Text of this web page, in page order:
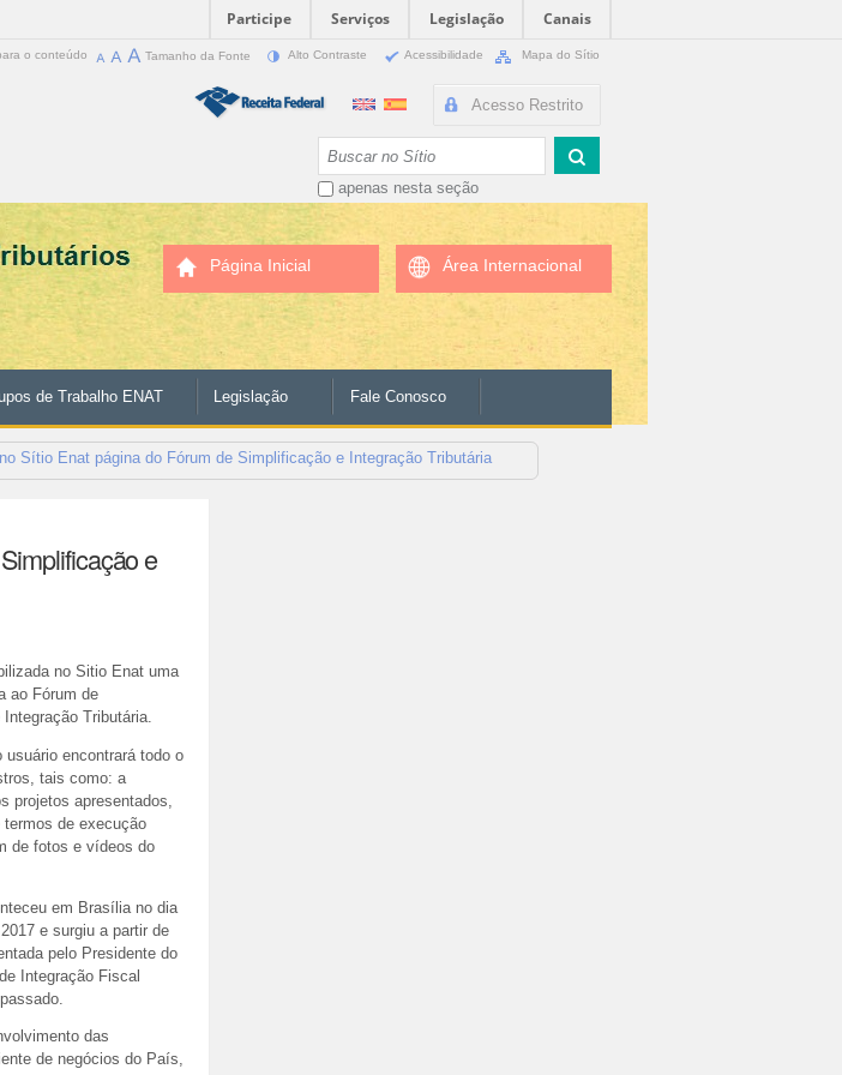
Participe Serviços Legislação
Canais
o conteúdo Tamanho da Fonte Alto Contraste Acessibilidade Mapa do Sítio
Acesso Restrito
apenas nesta seção
Página Inicial Área Internacional
de Trabalho ENAT Legislação Fale Conosco
Sítio Enat página do Fórum de Simplificação e Integração Tributária
e
no Sitio Enat uma
ao Fórum de
Tributária.
usuário encontrará todo o
tais como: a
projetos apresentados,
de execução
de fotos e vídeos do
em Brasília no dia
e surgiu a partir de
pelo Presidente do
Integração Fiscal
das
de negócios do País,